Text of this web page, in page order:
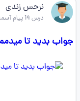
نرحس زندی
درس 14 پیام آسمانی هشتم
جواب بدید تا